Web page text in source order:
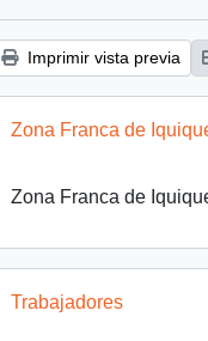
Imprimir vista previa
Zona Franca de
Zona Franca de
Trabajadores